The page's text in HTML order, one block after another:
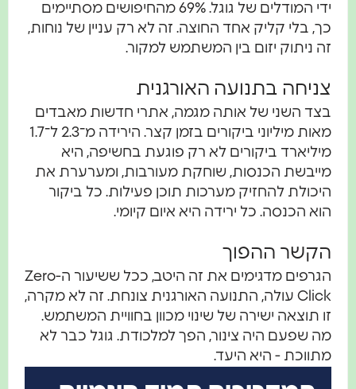
ידי המודלים של גוגל. 69% מהחיפושים מסתיימים
כך, בלי קליק אחד החוצה. זה לא רק עניין של נוחות,
זה ניתוק יזום בין המשתמש למקור.
צניחה בתנועה האורגנית
בצד השני של אותה מגמה, אתרי חדשות מאבדים
מאות מיליוני ביקורים בזמן קצר. הירידה מ־2.3 ל־1.7
מיליארד ביקורים לא רק פוגעת בחשיפה, היא
מייבשת הכנסות, שוחקת מעורבות, ומערערת את
היכולת להחזיק מערכות תוכן פעילות. כל ביקור
הוא הכנסה. כל ירידה היא איום קיומי.
הקשר ההפוך
הגרפים מדגימים את זה היטב, ככל ששיעור ה-Zero
Click עולה, התנועה האורגנית צונחת. זה לא מקרה,
זו תוצאה ישירה של שינוי מכוון בחוויית המשתמש.
מה שפעם היה צינור, הפך למלכודת. גוגל כבר לא
מתווכת - היא היעד.